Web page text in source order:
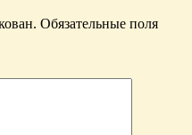
Обязательные поля